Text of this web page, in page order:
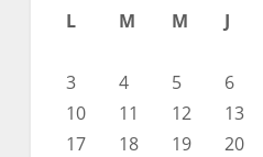
L
M M J
3
4 5 6
10
11 12 13
17
18 19 20